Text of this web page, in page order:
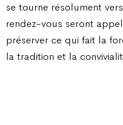
se tourne résolument
rendez-vous seront
préserver ce qui fait la
la tradition et la